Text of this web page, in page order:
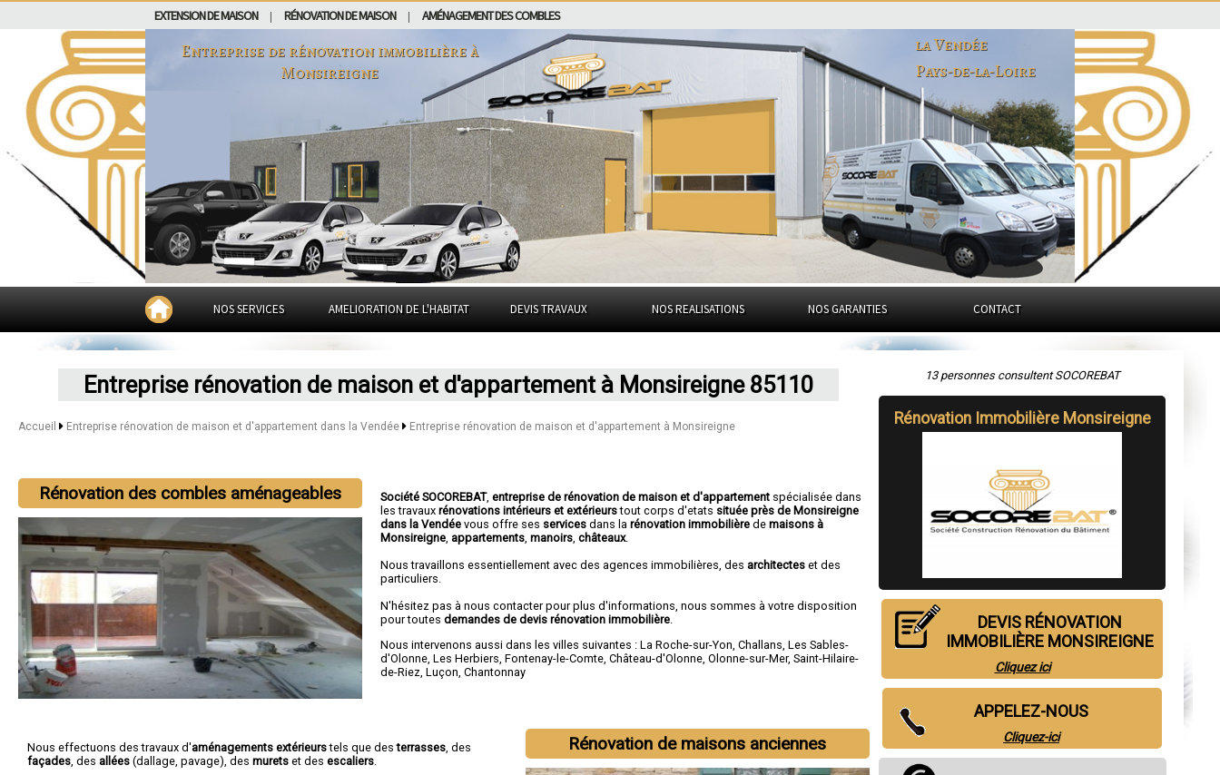
EXTENSION DE MAISON RÉNOVATION DE MAISON AMÉNAGEMENT DES COMBLES
Entreprise de rénovation immobilière à
Monsireigne
la Vendée
Pays-de-la-Loire
NOS SERVICES AMELIORATION DE L'HABITAT DEVIS TRAVAUX NOS REALISATIONS NOS GARANTIES CONTACT
Entreprise rénovation de maison et d'appartement à Monsireigne 85110
Accueil Entreprise rénovation de maison et d'appartement dans la Vendée Entreprise rénovation de maison et d'appartement à Monsireigne
Rénovation des combles aménageables Société SOCOREBAT,entreprise de rénovation de maison et d'appartement spécialisée dans
les travauxrénovations intérieurs et extérieurstout corps d'etats située près de Monsireigne
dans la Vendéevous offre ses services dans larénovation immobilière demaisons à
Monsireigne appartements ,manoirs ,châteaux.
Nous travaillons essentiellement avec des agences immobilières, des architectes et des
particuliers.
N'hésitez pas à nous contacter pour plus d'informations, nous sommes à votre disposition
pour toutesdemandes de devis rénovation immobilière
Nous intervenons aussi dans les villes suivantes :La Roche-sur-Yon ,Challans ,Les Sables-
d'Olonne ,Les Herbiers ,Fontenay-le-Comte ,Château-d'Olonne ,Olonne-sur-Mer,Saint-Hilaire-
de-Riez ,Luçon ,Chantonnay
Rénovation de maisons anciennes
Nous effectuons des travaux d'aménagements extérieurstels que desterrasses , des
façades , des allées (dallage, pavage), des murets et des escaliers
13 personnes consultent SOCOREBAT
Rénovation Immobilière Monsireigne
DEVIS RÉNOVATION
IMMOBILIÈRE MONSIREIGNE
Cliquez ici
APPELEZ-NOUS
Cliquez-ici